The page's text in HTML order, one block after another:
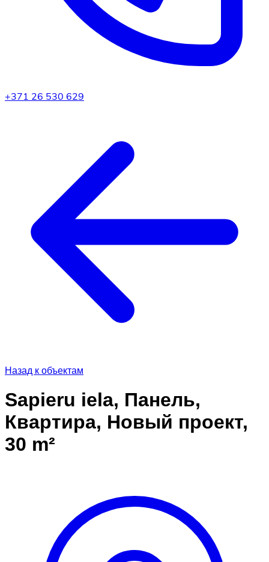
+371 26 530 629
Назад к объектам
Sapieru iela, Панель,
Квартира, Новый проект,
30 m²